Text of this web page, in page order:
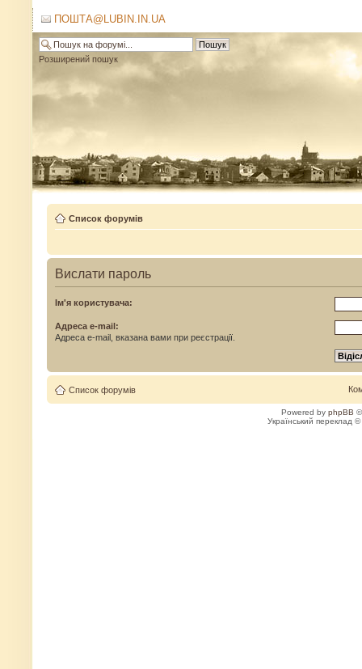
ПОШТА@LUBIN.IN.UA
Розширений пошук
Список форумів
Вислати пароль
Ім'я користувача:
Адреса e-mail:
Адреса e-mail, вказана вами при реєстрації.
Список форумів
Powered by phpBB
Український переклад